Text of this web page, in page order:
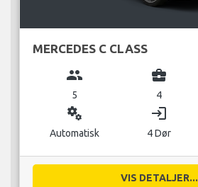
MERCEDES C CLASS
group
5
business_center
4
miscellaneous_services
Automatisk
login
4 Dør
VIS DETALJER...